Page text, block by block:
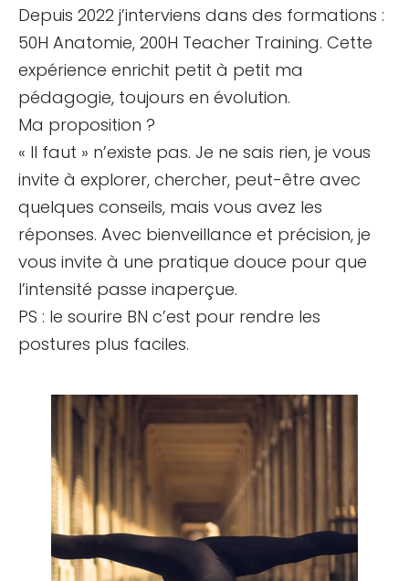
Depuis 2022 j’interviens dans des formations :
50H Anatomie, 200H Teacher Training. Cette
expérience enrichit petit à petit ma
pédagogie, toujours en évolution.
Ma proposition ?
« Il faut » n’existe pas. Je ne sais rien, je vous
invite à explorer, chercher, peut-être avec
quelques conseils, mais vous avez les
réponses. Avec bienveillance et précision, je
vous invite à une pratique douce pour que
l’intensité passe inaperçue.
PS : le sourire BN c’est pour rendre les
postures plus faciles.